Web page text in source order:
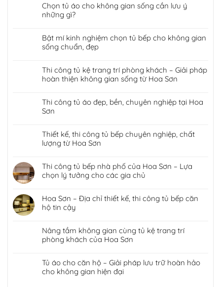
Chọn tủ áo cho không gian sống cần lưu ý
những gì?
Bật mí kinh nghiệm chọn tủ bếp cho không gian
sống chuẩn, đẹp
Thi công tủ kệ trang trí phòng khách – Giải pháp
hoàn thiện không gian sống từ Hoa Sơn
Thi công tủ áo đẹp, bền, chuyên nghiệp tại Hoa
Sơn
Thiết kế, thi công tủ bếp chuyên nghiệp, chất
lượng từ Hoa Sơn
Thi công tủ bếp nhà phố của Hoa Sơn – Lựa
chọn lý tưởng cho các gia chủ
Hoa Sơn – Địa chỉ thiết kế, thi công tủ bếp căn
hộ tin cậy
Nâng tầm không gian cùng tủ kệ trang trí
phòng khách của Hoa Sơn
Tủ áo cho căn hộ – Giải pháp lưu trữ hoàn hảo
cho không gian hiện đại